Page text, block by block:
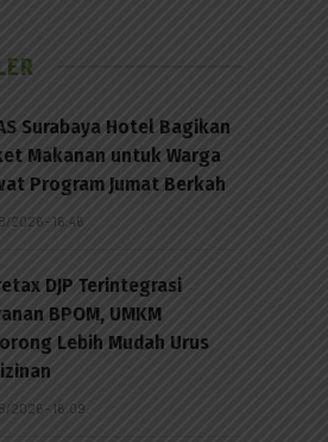
Surabaya Hotel Bagikan
Makanan untuk Warga
Program Jumat Berkah
2026 - 16:46
DJP Terintegrasi
BPOM, UMKM
Lebih Mudah Urus
2026 - 16:09